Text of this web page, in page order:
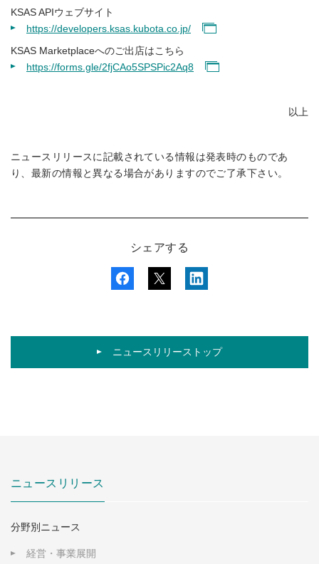
KSAS APIウェブサイト
https://developers.ksas.kubota.co.jp/
KSAS Marketplaceへのご出店はこちら
https://forms.gle/2fjCAo5SPSPic2Aq8
以上
ニュースリリースに記載されている情報は発表時のものであ
り、最新の情報と異なる場合がありますのでご了承下さい。
シェアする
ニュースリリーストップ
ニュースリリース
分野別ニュース
経営・事業展開